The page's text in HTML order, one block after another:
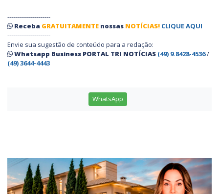
----------------------
Receba GRATUITAMENTE nossas NOTÍCIAS! CLIQUE AQUI
----------------------
Envie sua sugestão de conteúdo para a redação:
Whatsapp Business PORTAL TRI NOTÍCIAS (49) 9.8428-4536/
(49) 3644-4443
WhatsApp